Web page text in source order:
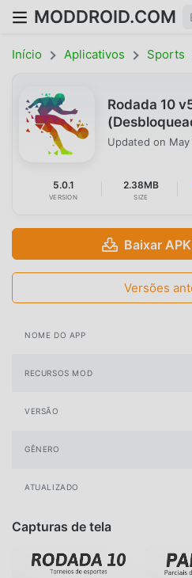
MODDROID.COM
Início Aplicativos Sports
Rodada 10
Updated on
5.0.1
VERSION
2.38MB
SIZE
Baixar
Versões
NOME DO APP
RECURSOS MOD
VERSÃO
GÊNERO
ATUALIZADO
Capturas de tela